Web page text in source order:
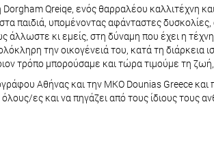
Qreiqe, ενός θαρραλέου καλλιτέχνη
παιδιά, υπομένοντας αφάνταστες
κι εμείς, στη δύναμη που έχει η
την οικογένειά του, κατά τη διάρκεια
τρόπο μπορούσαμε και τώρα τιμούμε τη
Αθήνας και την ΜΚΟ Dounias Greece
ες και να πηγάζει από τους ίδιους τους